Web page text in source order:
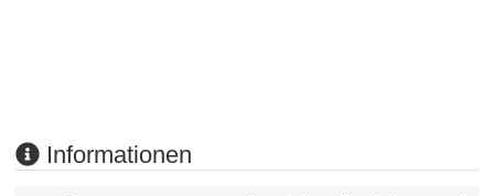
Informationen